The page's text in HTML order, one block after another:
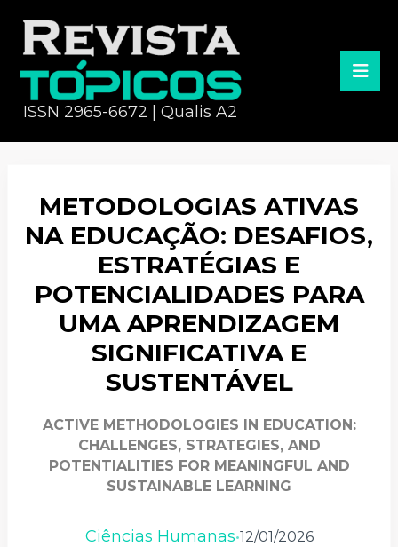
ISSN 2965-6672 | Qualis A2
METODOLOGIAS ATIVAS
NA EDUCAÇÃO: DESAFIOS,
ESTRATÉGIAS E
POTENCIALIDADES PARA
UMA APRENDIZAGEM
SIGNIFICATIVA E
SUSTENTÁVEL
ACTIVE METHODOLOGIES IN EDUCATION:
CHALLENGES, STRATEGIES, AND
POTENTIALITIES FOR MEANINGFUL AND
SUSTAINABLE LEARNING
Ciências Humanas•12/01/2026